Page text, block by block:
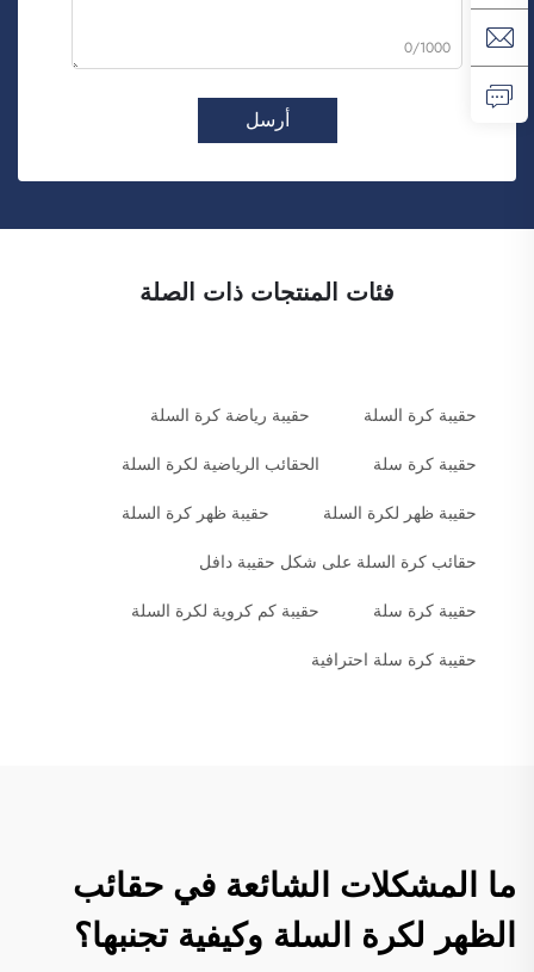
0/1000
أرسل
فئات المنتجات ذات الصلة
حقيبة كرة السلة حقيبة رياضة كرة السلة
حقيبة كرة سلة الحقائب الرياضية لكرة السلة
حقيبة ظهر لكرة السلة حقيبة ظهر كرة السلة
حقائب كرة السلة على شكل حقيبة دافل
حقيبة كرة سلة حقيبة كم كروية لكرة السلة
حقيبة كرة سلة احترافية
ما المشكلات الشائعة في حقائب
الظهر لكرة السلة وكيفية تجنبها؟